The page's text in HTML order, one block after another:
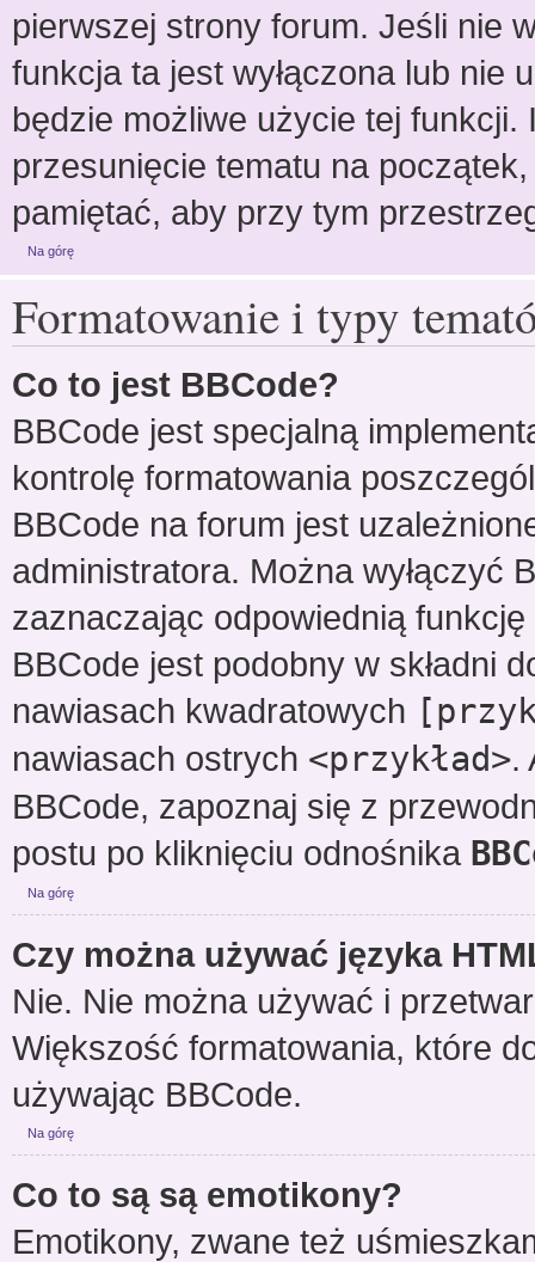
pierwszej strony forum. Jeśli nie
funkcja ta jest wyłączona lub nie
będzie możliwe użycie tej funkcji.
przesunięcie tematu na
pamiętać, aby przy tym
Na górę
Formatowanie i typy
Co to jest BBCode?
BBCode jest specjalną
kontrolę formatowania
BBCode na forum jest
administratora. Można wyłączyć
zaznaczając odpowiednią
BBCode jest podobny w składni
nawiasach kwadratowych
nawiasach ostrych <przykład>.
BBCode, zapoznaj się z
postu po kliknięciu odnośnika
Na górę
Czy można używać języka
Nie. Nie można używać i
Większość formatowania, które
używając BBCode.
Na górę
Co to są są emotikony?
Emotikony, zwane też